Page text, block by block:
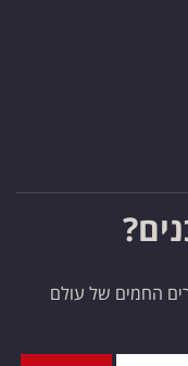
החמים של עולם